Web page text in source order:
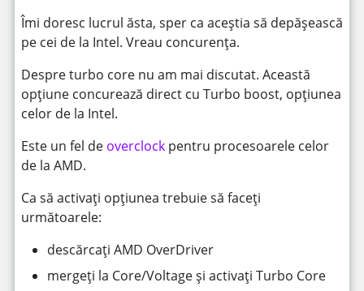
Îmi doresc lucrul ăsta, sper ca aceștia să depășească
pe cei de la Intel. Vreau concurența.
Despre turbo core nu am mai discutat. Această
opțiune concurează direct cu Turbo boost, opțiunea
celor de la Intel.
Este un fel de overclock pentru procesoarele celor
de la AMD.
Ca să activați opțiunea trebuie să faceți
următoarele:
descărcați AMD OverDriver
mergeți la Core/Voltage și activați Turbo Core